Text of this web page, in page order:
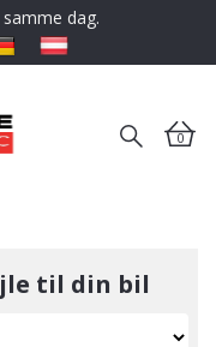
dag.
0
til din bil